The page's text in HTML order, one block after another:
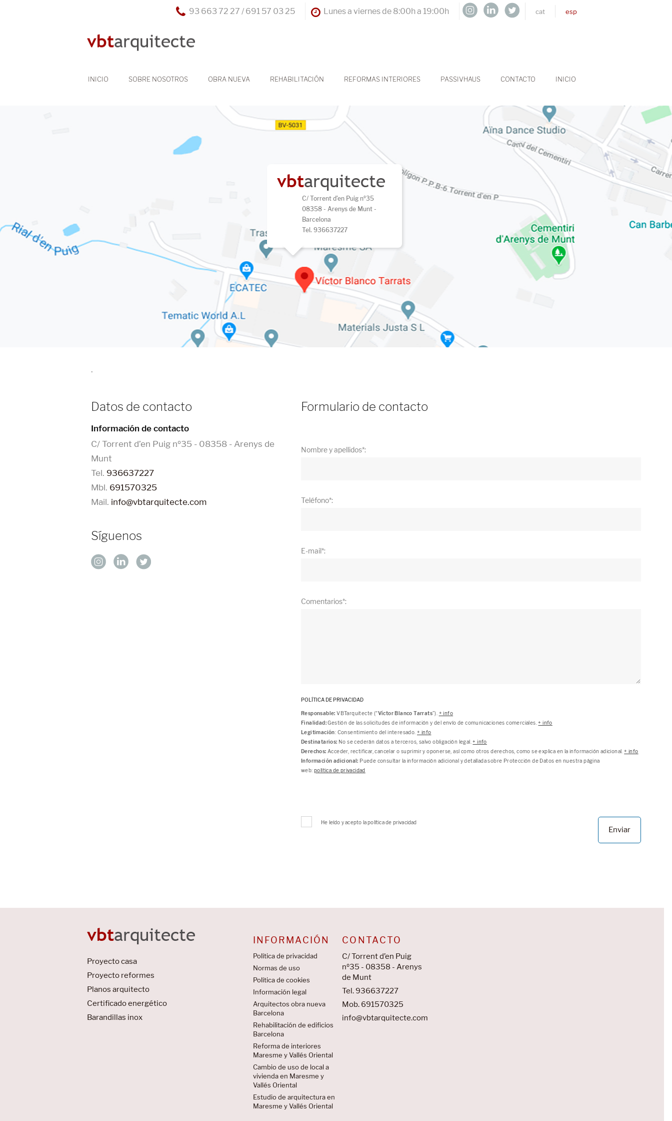
cat esp
93 663 72 27 / 691 57 03 25 Lunes a viernes de 8:00h a 19:00h
INICIO SOBRE NOSOTROS OBRA NUEVA REHABILITACIÓN REFORMAS INTERIORES PASSIVHAUS CONTACTO INICIO
C/ Torrent d’en Puig nº35
08358 - Arenys de Munt -
Barcelona
Tel. 936637227
.
Datos de contacto
Información de contacto
C/ Torrent d’en Puig nº35 - 08358 - Arenys de
Munt
Tel. 936637227
Mbl. 691570325
Mail. info@vbtarquitecte.com
Síguenos
Formulario de contacto
Nombre y apellidos*:
Teléfono*:
E-mail*:
Comentarios*:
POLÍTICA DE PRIVACIDAD
Responsable: VBTarquitecte (“Víctor Blanco Tarrats”). + info
Finalidad:Gestión de las solicitudes de información y del envío de comunicaciones comerciales.+ info
Legitimación: Consentimiento del interesado.+ info
Destinatarios: No se cederán datos a terceros, salvo obligación legal.+ info
Derechos: Acceder, rectificar, cancelar o suprimir y oponerse, así como otros derechos, como se explica en la información adicional.+ info
Información adicional: Puede consultar la información adicional y detallada sobre Protección de Datos en nuestra página
web: política de privacidad
He leído y acepto la política de privacidad
Proyecto casa
Proyecto reformes
Planos arquitecto
Certificado energético
Barandillas inox
INFORMACIÓN
Política de privacidad
Normas de uso
Política de cookies
Información legal
Arquitectos obra nueva
Barcelona
Rehabilitación de edificios
Barcelona
Reforma de interiores
Maresme y Vallés Oriental
Cambio de uso de local a
vivienda en Maresme y
Vallés Oriental
Estudio de arquitectura en
Maresme y Vallés Oriental
CONTACTO
C/ Torrent d’en Puig
nº35 - 08358 - Arenys
de Munt
Tel. 936637227
Mob. 691570325
info@vbtarquitecte.com